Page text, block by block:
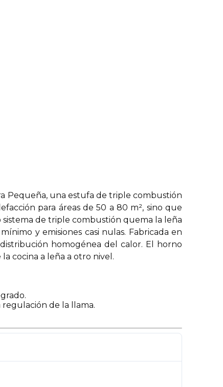
Pequeña, una estufa de triple combustión
para áreas de 50 a 80 m², sino que
de triple combustión quema la leña
y emisiones casi nulas. Fabricada en
homogénea del calor. El horno
cocina a leña a otro nivel.
regulación de la llama.